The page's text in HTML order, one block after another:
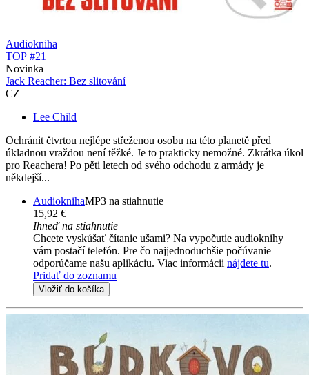
Audiokniha
TOP #21
Novinka
Jack Reacher: Bez slitování
CZ
Lee Child
Ochránit čtvrtou nejlépe střeženou osobu na této planetě před
úkladnou vraždou není těžké. Je to prakticky nemožné. Zkrátka úkol
pro Reachera! Po pěti letech od svého odchodu z armády je
někdejší...
AudioknihaMP3 na stiahnutie
15,92 €
Ihneď na stiahnutie
Chcete vyskúšať čítanie ušami? Na vypočutie audioknihy
vám postačí telefón. Pre čo najjednoduchšie počúvanie
odporúčame našu aplikáciu. Viac informácii nájdete tu.
Pridať do zoznamu
Vložiť do košíka